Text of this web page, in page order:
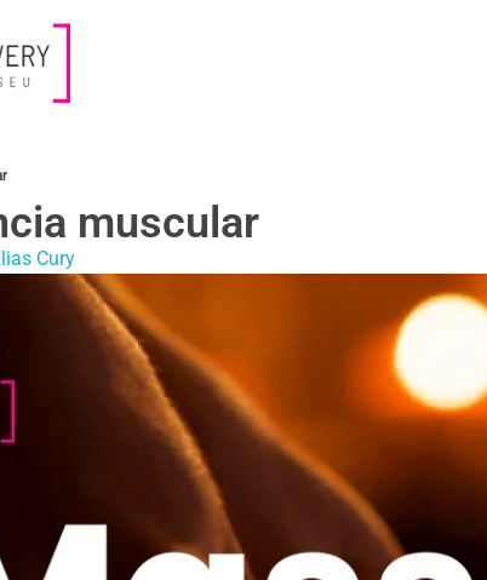
muscular
Cury